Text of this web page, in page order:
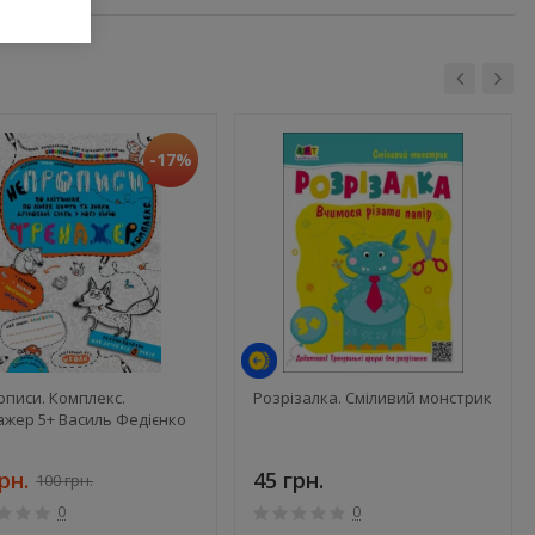
-17%
Комплекс.
5+ Василь Федієнко
100 грн.
0
Розрізалка. Сміливий монстрик
45 грн.
0